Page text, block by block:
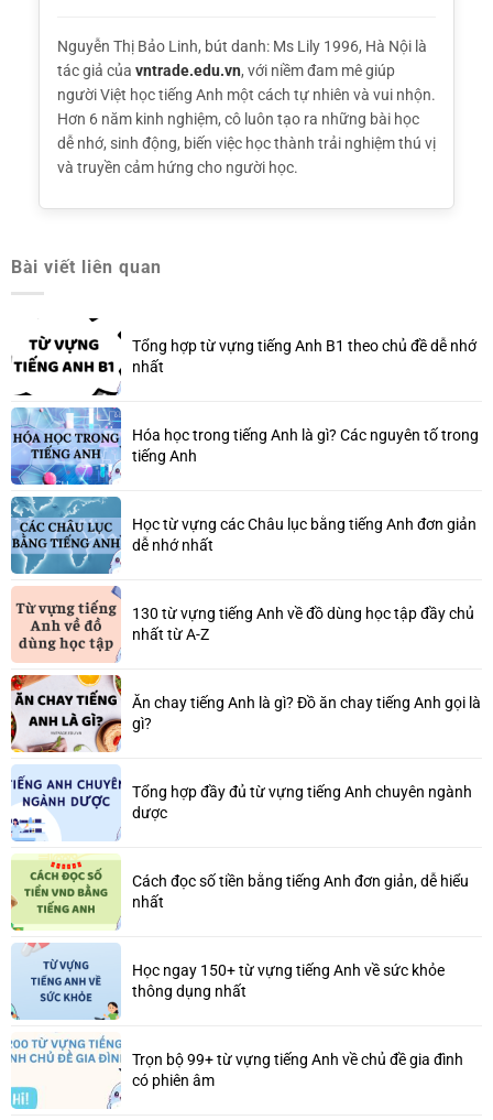
Nguyễn Thị Bảo Linh, bút danh: Ms Lily 1996, Hà Nội là
tác giả của vntrade.edu.vn, với niềm đam mê giúp
người Việt học tiếng Anh một cách tự nhiên và vui nhộn.
Hơn 6 năm kinh nghiệm, cô luôn tạo ra những bài học
dễ nhớ, sinh động, biến việc học thành trải nghiệm thú vị
và truyền cảm hứng cho người học.
Bài viết liên quan
Tổng hợp từ vựng tiếng Anh B1 theo chủ đề dễ nhớ
nhất
Hóa học trong tiếng Anh là gì? Các nguyên tố trong
tiếng Anh
Học từ vựng các Châu lục bằng tiếng Anh đơn giản
dễ nhớ nhất
130 từ vựng tiếng Anh về đồ dùng học tập đầy chủ
nhất từ A-Z
Ăn chay tiếng Anh là gì? Đồ ăn chay tiếng Anh gọi là
gì?
Tổng hợp đầy đủ từ vựng tiếng Anh chuyên ngành
dược
Cách đọc số tiền bằng tiếng Anh đơn giản, dễ hiểu
nhất
Học ngay 150+ từ vựng tiếng Anh về sức khỏe
thông dụng nhất
Trọn bộ 99+ từ vựng tiếng Anh về chủ đề gia đình
có phiên âm